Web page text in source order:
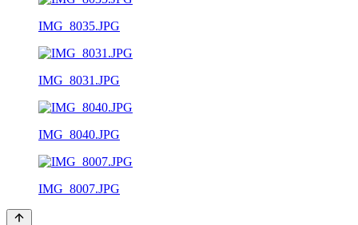
IMG_8035.JPG
IMG_8031.JPG
IMG_8040.JPG
IMG_8007.JPG